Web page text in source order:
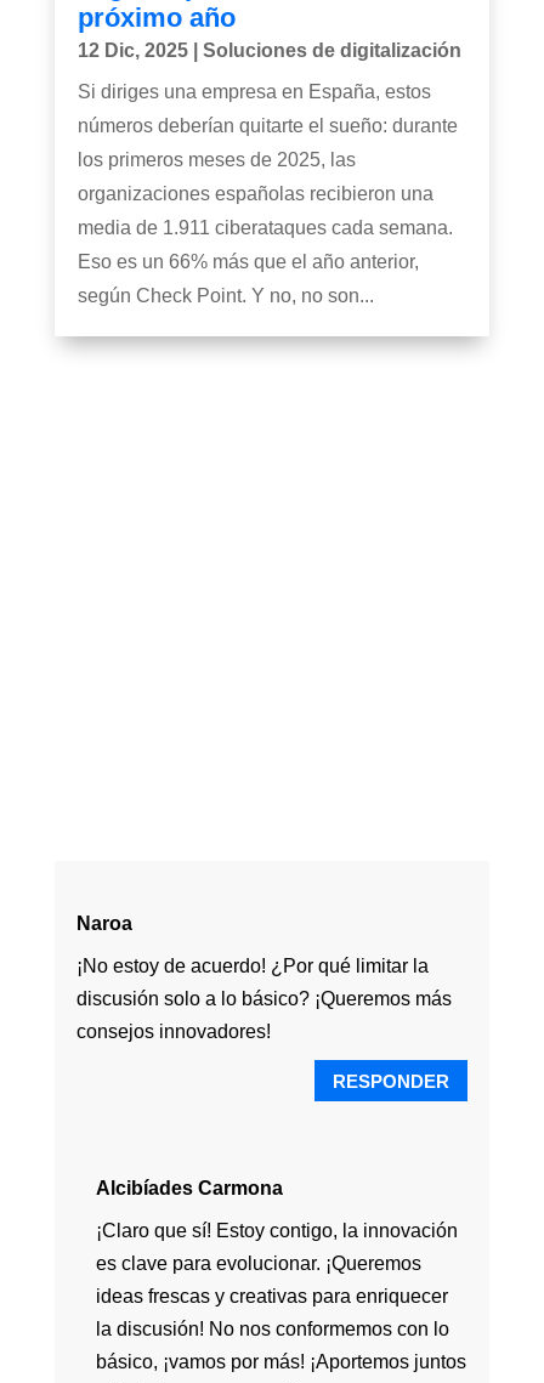
próximo año
12 Dic, 2025| Soluciones de digitalización
Si diriges una empresa en España, estos
números deberían quitarte el sueño: durante
los primeros meses de 2025, las
organizaciones españolas recibieron una
media de 1.911 ciberataques cada semana.
Eso es un 66% más que el año anterior,
según Check Point. Y no, no son...
Naroa
¡No estoy de acuerdo! ¿Por qué limitar la
discusión solo a lo básico? ¡Queremos más
consejos innovadores!
RESPONDER
Alcibíades Carmona
¡Claro que sí! Estoy contigo, la innovación
es clave para evolucionar. ¡Queremos
ideas frescas y creativas para enriquecer
la discusión! No nos conformemos con lo
básico, ¡vamos por más! ¡Aportemos juntos